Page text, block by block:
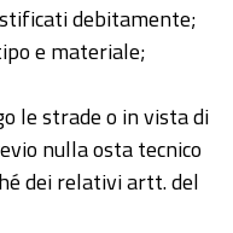
debitamente;
e materiale;
le strade o in vista di
nulla osta tecnico
dei relativi artt. del